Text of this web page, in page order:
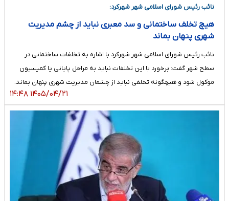
نائب رئیس شورای اسلامی شهر شهرکرد:
هیچ تخلف ساختمانی و سد معبری نباید از چشم مدیریت
شهری پنهان بماند
نائب رئیس شورای اسلامی شهر شهرکرد با اشاره به تخلفات ساختمانی در
سطح شهر گفت: برخورد با این تخلفات نباید به مراحل پایانی یا کمیسیون
موکول شود و هیچگونه تخلفی نباید از چشمان مدیریت شهری پنهان بماند.
۱۴۰۵/۰۴/۲۱ ۱۴:۴۸